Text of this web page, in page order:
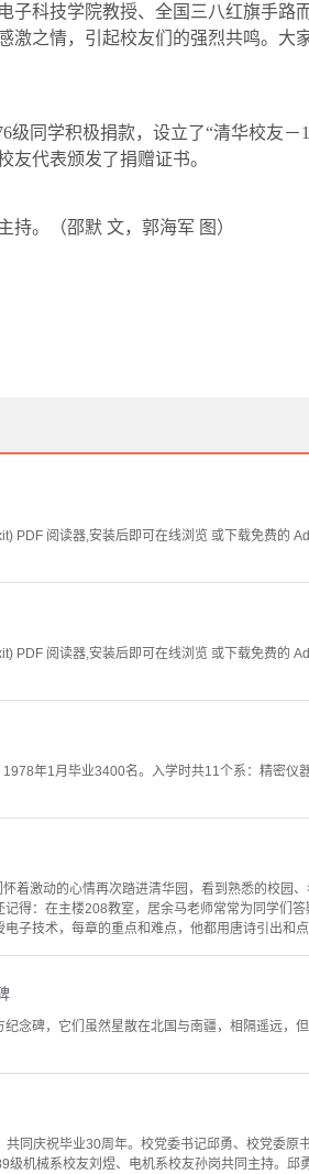
子科技学院教授、全国三八红旗手路
之情，引起校友们的强烈共鸣。大家
级同学积极捐款，设立了“清华校友－
友代表颁发了捐赠证书。
持。 （邵默 文，郭海军 图）
PDF 阅读器,安装后即可在线浏览 或下载免费的
PDF 阅读器,安装后即可在线浏览 或下载免费的
年1月毕业3400名。入学时共11个系：精密仪
着激动的心情再次踏进清华园，看到熟悉的校园
得：在主楼208教室，居余马老师常常为同学们
子技术，每章的重点和难点，他都用唐诗引出和点
念碑，它们虽然星散在北国与南疆，相隔遥远，
同庆祝毕业30周年。校党委书记邱勇、校党委原
机械系校友刘煜、电机系校友孙岗共同主持。邱